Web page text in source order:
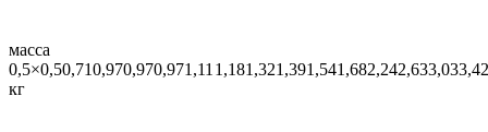
масса
0,5×0,5
кг
0,710,970,970,971,11 1,181,321,391,541,682,242,633,033,42